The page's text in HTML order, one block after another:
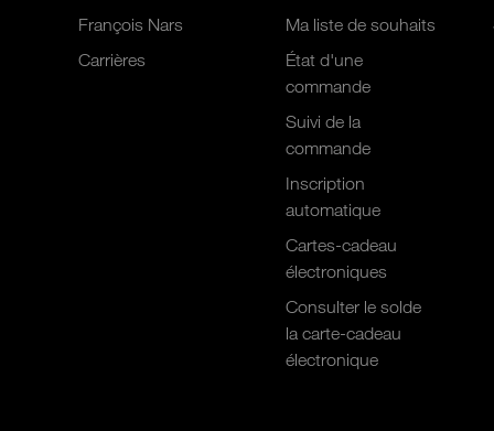
François Nars
Carrières
Ma liste de souhaits
État d'une
commande
Suivi de la
commande
Inscription
automatique
Cartes-cadeau
électroniques
Consulter le solde
la carte-cadeau
électronique